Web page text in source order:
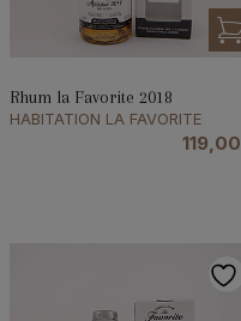
Rhum la Favorite 2018
HABITATION LA FAVORITE
119,00